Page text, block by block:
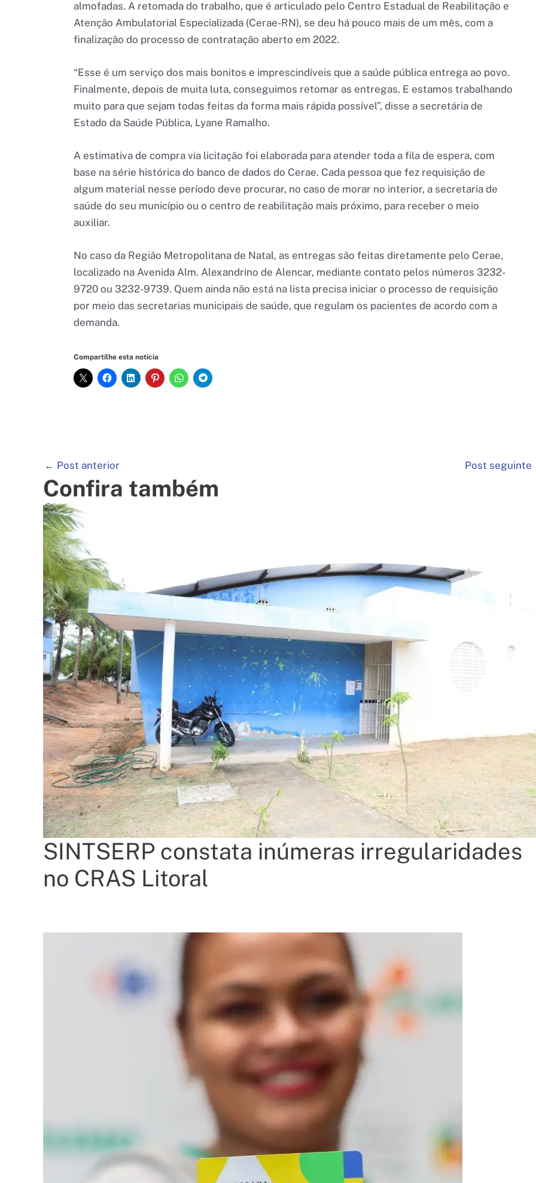
almofadas. A retomada do trabalho, que é articulado pelo Centro Estadual de Reabilitação e
Atenção Ambulatorial Especializada (Cerae-RN), se deu há pouco mais de um mês, com a
finalização do processo de contratação aberto em 2022.
“Esse é um serviço dos mais bonitos e imprescindíveis que a saúde pública entrega ao povo.
Finalmente, depois de muita luta, conseguimos retomar as entregas. E estamos trabalhando
muito para que sejam todas feitas da forma mais rápida possível”, disse a secretária de
Estado da Saúde Pública, Lyane Ramalho.
A estimativa de compra via licitação foi elaborada para atender toda a fila de espera, com
base na série histórica do banco de dados do Cerae. Cada pessoa que fez requisição de
algum material nesse período deve procurar, no caso de morar no interior, a secretaria de
saúde do seu município ou o centro de reabilitação mais próximo, para receber o meio
auxiliar.
No caso da Região Metropolitana de Natal, as entregas são feitas diretamente pelo Cerae,
localizado na Avenida Alm. Alexandrino de Alencar, mediante contato pelos números 3232-
9720 ou 3232-9739. Quem ainda não está na lista precisa iniciar o processo de requisição
por meio das secretarias municipais de saúde, que regulam os pacientes de acordo com a
demanda.
Compartilhe esta notícia
← Post anterior Post seguinte
Confira também
SINTSERP constata inúmeras irregularidades
no CRAS Litoral